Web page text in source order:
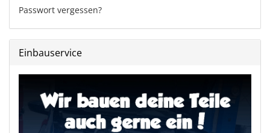
Passwort vergessen?
Einbauservice